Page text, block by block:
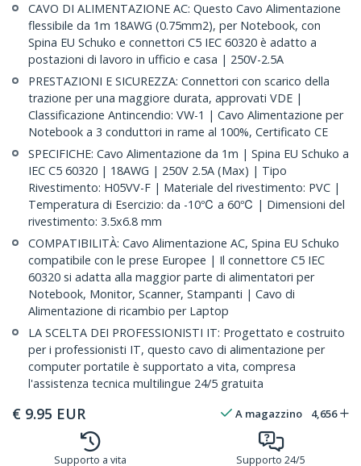
CAVO DI ALIMENTAZIONE AC: Questo Cavo Alimentazione
flessibile da 1m 18AWG (0.75mm2), per Notebook, con
Spina EU Schuko e connettori C5 IEC 60320 è adatto a
postazioni di lavoro in ufficio e casa | 250V-2.5A
PRESTAZIONI E SICUREZZA: Connettori con scarico della
trazione per una maggiore durata, approvati VDE |
Classificazione Antincendio: VW-1 | Cavo Alimentazione per
Notebook a 3 conduttori in rame al 100%, Certificato CE
SPECIFICHE: Cavo Alimentazione da 1m | Spina EU Schuko a
IEC C5 60320 | 18AWG | 250V 2.5A (Max) | Tipo
Rivestimento: H05VV-F | Materiale del rivestimento: PVC |
Temperatura di Esercizio: da -10℃ a 60℃ | Dimensioni del
rivestimento: 3.5x6.8 mm
COMPATIBILITÀ: Cavo Alimentazione AC, Spina EU Schuko
compatibile con le prese Europee | Il connettore C5 IEC
60320 si adatta alla maggior parte di alimentatori per
Notebook, Monitor, Scanner, Stampanti | Cavo di
Alimentazione di ricambio per Laptop
LA SCELTA DEI PROFESSIONISTI IT: Progettato e costruito
per i professionisti IT, questo cavo di alimentazione per
computer portatile è supportato a vita, compresa
l'assistenza tecnica multilingue 24/5 gratuita
€ 9.95 EUR A magazzino 4,656
Supporto a vita Supporto 24/5